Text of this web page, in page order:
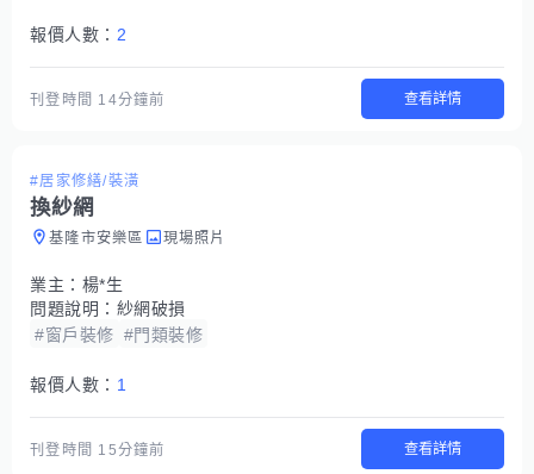
報價人數： 2
刊登時間 14分鐘前 查看詳情
#居家修繕/裝潢
換紗網
基隆市安樂區 現場照片
業主： 楊*生
問題說明： 紗網破損
#窗戶裝修 #門類裝修
報價人數： 1
刊登時間 15分鐘前 查看詳情